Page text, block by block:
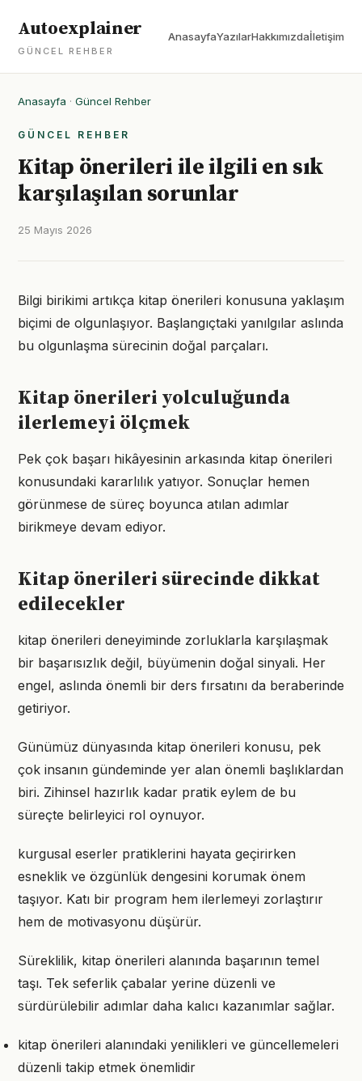
Autoexplainer
GÜNCEL REHBER
AnasayfaYazılarHakkımızdaİletişim
Anasayfa · Güncel Rehber
GÜNCEL REHBER
Kitap önerileri ile ilgili en sık
karşılaşılan sorunlar
25 Mayıs 2026
Bilgi birikimi artıkça kitap önerileri konusuna yaklaşım
biçimi de olgunlaşıyor. Başlangıçtaki yanılgılar aslında
bu olgunlaşma sürecinin doğal parçaları.
Kitap önerileri yolculuğunda
ilerlemeyi ölçmek
Pek çok başarı hikâyesinin arkasında kitap önerileri
konusundaki kararlılık yatıyor. Sonuçlar hemen
görünmese de süreç boyunca atılan adımlar
birikmeye devam ediyor.
Kitap önerileri sürecinde dikkat
edilecekler
kitap önerileri deneyiminde zorluklarla karşılaşmak
bir başarısızlık değil, büyümenin doğal sinyali. Her
engel, aslında önemli bir ders fırsatını da beraberinde
getiriyor.
Günümüz dünyasında kitap önerileri konusu, pek
çok insanın gündeminde yer alan önemli başlıklardan
biri. Zihinsel hazırlık kadar pratik eylem de bu
süreçte belirleyici rol oynuyor.
kurgusal eserler pratiklerini hayata geçirirken
esneklik ve özgünlük dengesini korumak önem
taşıyor. Katı bir program hem ilerlemeyi zorlaştırır
hem de motivasyonu düşürür.
Süreklilik, kitap önerileri alanında başarının temel
taşı. Tek seferlik çabalar yerine düzenli ve
sürdürülebilir adımlar daha kalıcı kazanımlar sağlar.
kitap önerileri alanındaki yenilikleri ve güncellemeleri
düzenli takip etmek önemlidir